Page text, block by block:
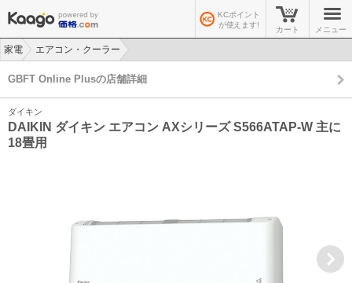
KCポイント
が使えます!
カート メニュー
家電
エアコン・クーラー
GBFT Online Plusの店舗詳細
ダイキン
DAIKIN ダイキン エアコン AXシリーズ S566ATAP-W 主に
18畳用